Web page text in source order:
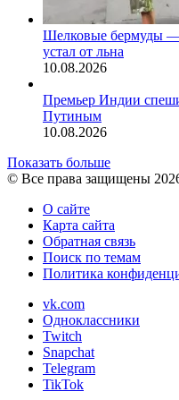
Шелковые бермуды —
устал от льна
10.08.2026
Премьер Индии
Путиным
10.08.2026
Показать больше
© Все права защищены
О сайте
Карта сайта
Обратная связь
Поиск по темам
Политика
vk.com
Одноклассники
Twitch
Snapchat
Telegram
TikTok